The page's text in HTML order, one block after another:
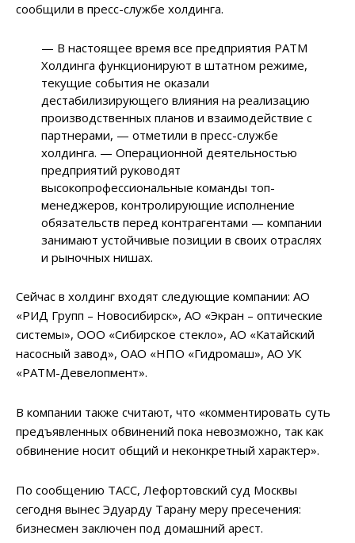
сообщили в пресс-службе холдинга.
— В настоящее время все предприятия РАТМ
Холдинга функционируют в штатном режиме,
текущие события не оказали
дестабилизирующего влияния на реализацию
производственных планов и взаимодействие с
партнерами, — отметили в пресс-службе
холдинга. — Операционной деятельностью
предприятий руководят
высокопрофессиональные команды топ-
менеджеров, контролирующие исполнение
обязательств перед контрагентами — компании
занимают устойчивые позиции в своих отраслях
и рыночных нишах.
Сейчас в холдинг входят следующие компании: АО
«РИД Групп – Новосибирск», АО «Экран – оптические
системы», ООО «Сибирское стекло», АО «Катайский
насосный завод», ОАО «НПО «Гидромаш», АО УК
«РАТМ-Девелопмент».
В компании также считают, что «комментировать суть
предъявленных обвинений пока невозможно, так как
обвинение носит общий и неконкретный характер».
По сообщению ТАСС, Лефортовский суд Москвы
сегодня вынес Эдуарду Тарану меру пресечения:
бизнесмен заключен под домашний арест.